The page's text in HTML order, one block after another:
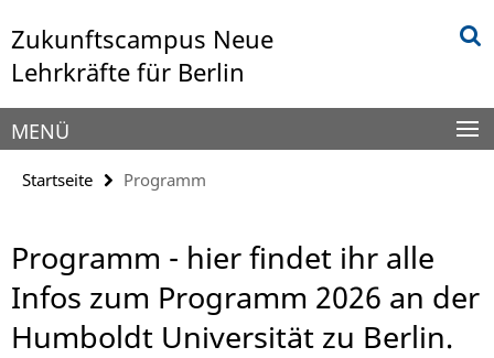
direkt
zu
Zukunftscampus Neue
Lehrkräfte für Berlin
Service-
Navigation
MENÜ
Startseite Programm
Programm - hier findet ihr alle
Infos zum Programm 2026 an der
Humboldt Universität zu Berlin.